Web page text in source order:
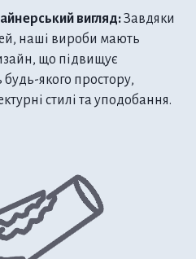
вигляд:Завдяки
наші вироби мають
що підвищує
будь-якого простору,
стилі та уподобання.